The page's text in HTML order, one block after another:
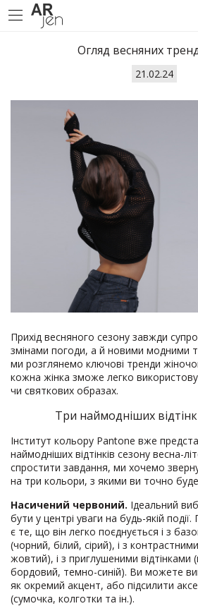
Огляд весняних
21.02.24
Прихід весняного сезону завжди
змінами погоди, а й новими модними
ми розглянемо ключові тренди
кожна жінка зможе легко
чи святкових образах.
Три наймодніших
Інститут кольору Pantone вже
наймодніших відтінків сезону весна-
спростити завдання, ми хочемо
на три кольори, з якими ви точно
Насичений червоний. Ідеальний
бути у центрі уваги на будь-якій
є те, що він легко поєднується і з
(чорний, білий, сірий), і з
жовтий), і з приглушеними відтінками
бордовий, темно-синій). Ви можете
як окремий акцент, або підсилити
(сумочка, колготки та ін.).